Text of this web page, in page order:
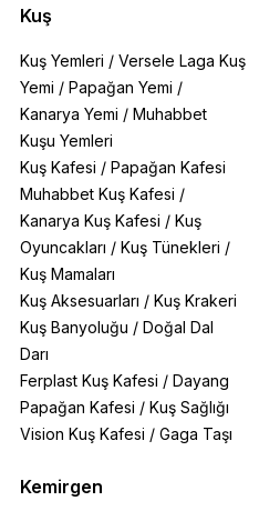
Kuş
Kuş Yemleri / Versele Laga Kuş
Yemi / Papağan Yemi /
Kanarya Yemi / Muhabbet
Kuşu Yemleri
Kuş Kafesi / Papağan Kafesi
Muhabbet Kuş Kafesi /
Kanarya Kuş Kafesi / Kuş
Oyuncakları / Kuş Tünekleri /
Kuş Mamaları
Kuş Aksesuarları / Kuş Krakeri
Kuş Banyoluğu / Doğal Dal
Darı
Ferplast Kuş Kafesi / Dayang
Papağan Kafesi / Kuş Sağlığı
Vision Kuş Kafesi / Gaga Taşı
Kemirgen